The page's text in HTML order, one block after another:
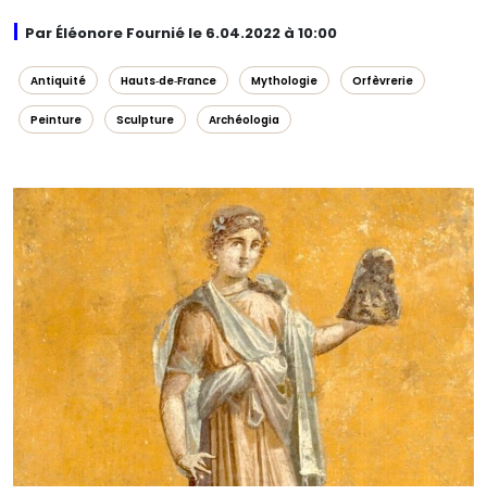
Par Éléonore Fournié le 6.04.2022 à 10:00
Antiquité Hauts‑de‑France Mythologie Orfèvrerie
Peinture Sculpture Archéologia